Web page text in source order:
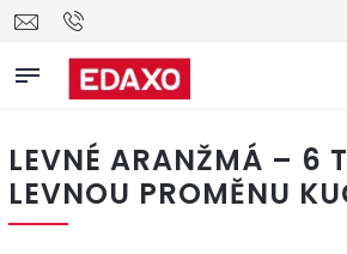
LEVNÉ ARANŽMÁ – 6
LEVNOU PROMĚNU